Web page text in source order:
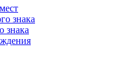
знака
знака